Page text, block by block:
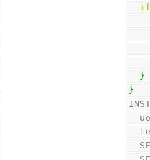
}
}